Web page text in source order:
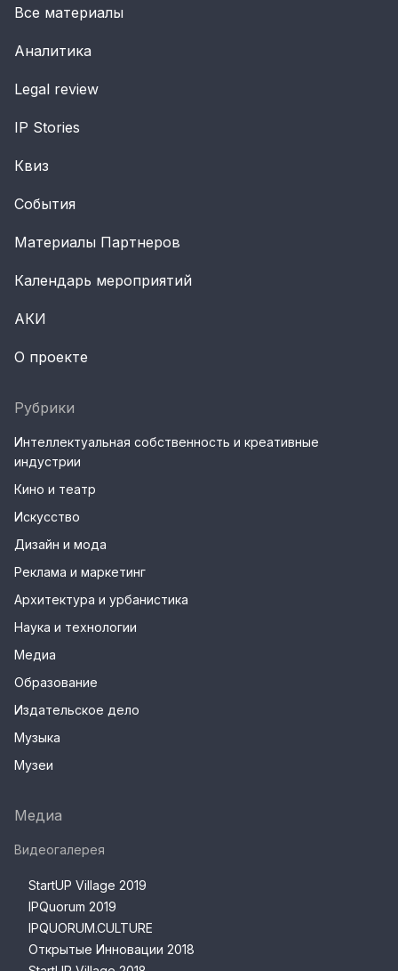
Смотрите нас в соцсетях и мессенджерах
Все материалы
Аналитика
Legal review
IP Stories
Квиз
События
Материалы Партнеров
Календарь мероприятий
АКИ
О проекте
Рубрики
Интеллектуальная собственность и креативные
индустрии
Кино и театр
Искусство
Дизайн и мода
Реклама и маркетинг
Архитектура и урбанистика
Наука и технологии
Медиа
Образование
Издательское дело
Музыка
Музеи
Медиа
Видеогалерея
StartUP Village 2019
IPQuorum 2019
IPQUORUM.CULTURE
Открытые Инновации 2018